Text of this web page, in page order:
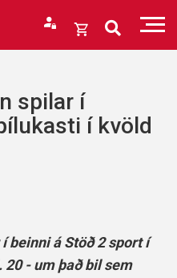
Opna
körfu
spilar í
í kvöld
beinni á Stöð 2 sport í
20 - um það bil sem